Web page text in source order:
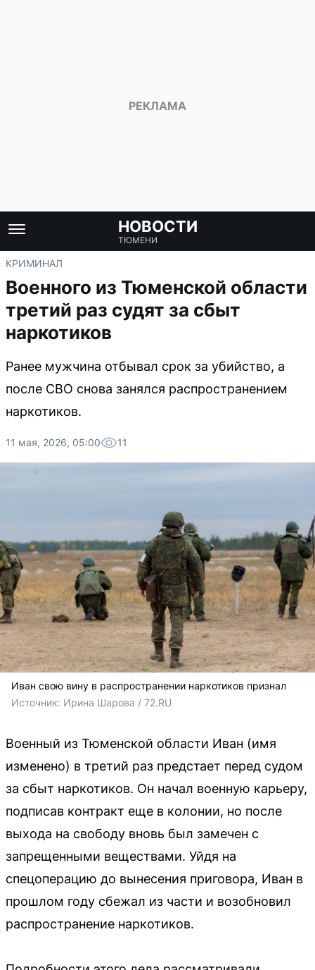
НОВОСТИ
ТЮМЕНИ
КРИМИНАЛ
Военного из Тюменской области
третий раз судят за сбыт
наркотиков
Ранее мужчина отбывал срок за убийство, а
после СВО снова занялся распространением
наркотиков.
11 мая, 2026, 05:00 11
Иван свою вину в распространении наркотиков признал
Источник: Ирина Шарова / 72.RU
Военный из Тюменской области Иван (имя
изменено) в третий раз предстает перед судом
за сбыт наркотиков. Он начал военную карьеру,
подписав контракт еще в колонии, но после
выхода на свободу вновь был замечен с
запрещенными веществами. Уйдя на
спецоперацию до вынесения приговора, Иван в
прошлом году сбежал из части и возобновил
распространение наркотиков.